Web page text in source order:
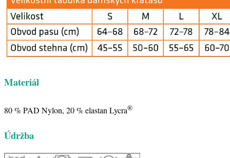
Materiál
80 % PAD Nylon, 20 % elastan Lycra®
Údržba